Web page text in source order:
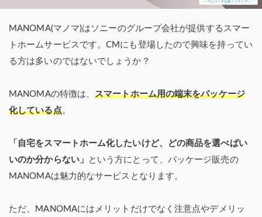
MANOMA(マノマ)はソニーのグループ会社が提供するスマー
トホームサービスです。CMにも登場したので興味を持ってい
る方は多いのではないでしょうか？
MANOMAの特徴は、スマートホーム用の端末をパッケージ
化している点。
「自宅をスマートホーム化したいけど、どの商品を選べばい
いのか分からない」
という方にとって、パッケージ販売の
MANOMAは魅力的なサービスとなります。
ただ、MANOMAにはメリットだけでなく注意点やデメリッ